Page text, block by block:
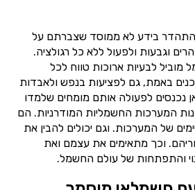
בידע לא ממוסד שצברתם על
וגבעות ולפעול ללא כל רגולציה.
לבעיות ארוכות טווח לכל
באמת, גם לפציעות בנפש ולאבדות
נכנסים לפעולה אותם מומחים שלמדו
המערכות החשמליות המודרניות. הם
של המערכות. וגם יכולים להבין את
וכך מתאימים את עצמם ואת
והתפתחות של עולם החשמל.